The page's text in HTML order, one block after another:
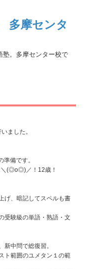
多摩センタ
塾。多摩センター校で
ました。
備です。
＼(◎o◎)／！12歳！
げ、暗記してスペルも書
受験級の単語・熟語・文
中問で総復習。
ト範囲のユメタン１の範